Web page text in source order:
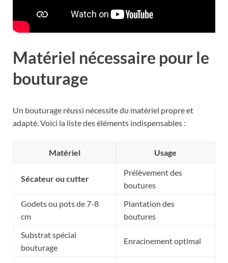
Matériel nécessaire pour le
bouturage
Un bouturage réussi nécessite du matériel propre et
adapté. Voici la liste des éléments indispensables :
Matériel Usage
Sécateur ou cutter
Prélèvement des
boutures
Godets ou pots de 7-8
cm
Plantation des
boutures
Substrat spécial
bouturage
Enracinement optimal